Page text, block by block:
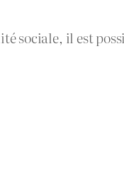
sociale, il est